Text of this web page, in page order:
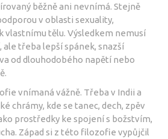
běžně ani nevnímá. Stejně
v oblasti sexuality,
vlastnímu tělu. Výsledkem nemusí
třeba lepší spánek, snazší
od dlouhodobého napětí nebo
vnímaná vážně. Třeba v Indii a
chrámy, kde se tanec, dech, zpěv
prostředky ke spojení s božstvím,
Západ si z této filozofie vypůjčil